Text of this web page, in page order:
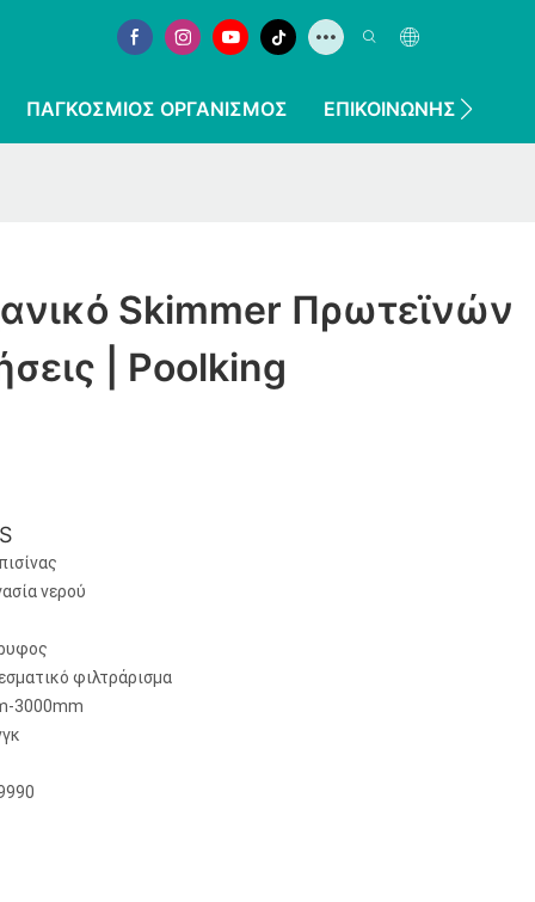
ΠΑΓΚΌΣΜΙΟΣ ΟΡΓΑΝΙΣΜΌΣ ΕΠΙΚΟΙΝΩΝΉΣΤΕ
Skimmer Πρωτεϊνών
| Poolking
νερού
φιλτράρισμα
3000mm